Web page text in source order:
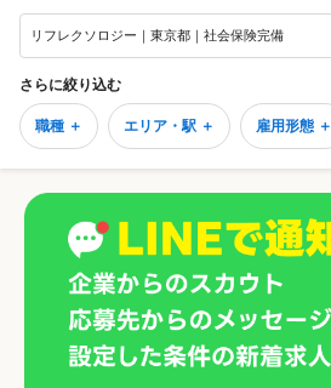
リフレクソロジー｜東京都｜社会保険完備
さらに絞り込む
職種 ＋ エリア・駅 ＋ 雇用形態 ＋